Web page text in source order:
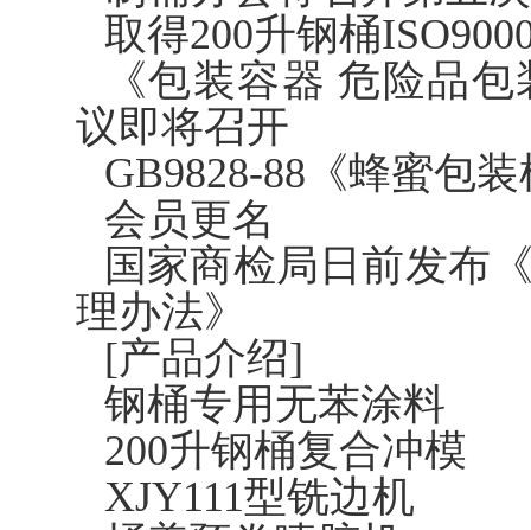
取得200升钢桶
《包装容器 危险品
议即将召开
GB9828-88《蜂蜜包
会员更名
国家商检局日前发布
理办法》
[产品介绍]
钢桶专用无苯涂料
200升钢桶复合冲模
XJY111型铣边机